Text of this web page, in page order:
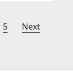
5 Next